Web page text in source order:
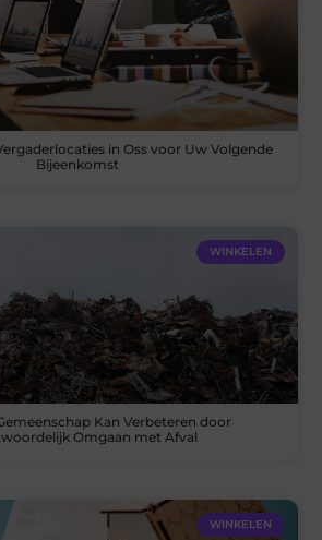
in Oss voor Uw Volgende
Bijeenkomst
WINKELEN
Kan Verbeteren door
Omgaan met Afval
WINKELEN